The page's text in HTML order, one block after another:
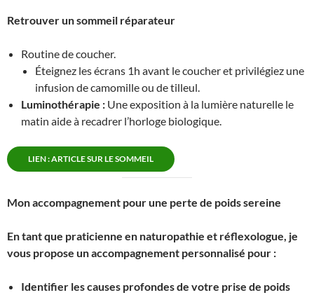
Retrouver un sommeil réparateur
Routine de coucher.
Éteignez les écrans 1h avant le coucher et privilégiez une
infusion de camomille ou de tilleul.
Luminothérapie : Une exposition à la lumière naturelle le
matin aide à recadrer l’horloge biologique.
LIEN : ARTICLE SUR LE SOMMEIL
Mon accompagnement pour une perte de poids sereine
En tant que praticienne en naturopathie et réflexologue, je
vous propose un accompagnement personnalisé pour :
Identifier les causes profondes de votre prise de poids